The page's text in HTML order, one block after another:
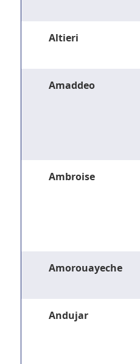
Altieri
Amaddeo
Ambroise
Amorouayeche
Andujar